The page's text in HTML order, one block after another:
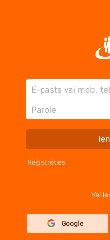
E-pasts vai mob.
Parole
Reģistrēties
Vai